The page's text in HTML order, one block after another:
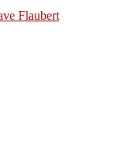
Flaubert